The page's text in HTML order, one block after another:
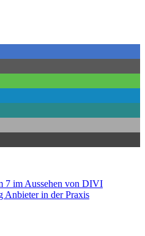
7 im Aussehen von DIVI
Anbieter in der Praxis